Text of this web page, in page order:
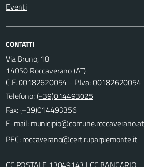
Eventi
CONTATTI
Via Bruno, 18
14050 Roccaverano (AT)
C.F. 00182620054 - P.Iva: 00182620054
Telefono:(+39)014493025
Fax: (+39)014493356
E-mail:
PEC:
CC.POSTALE 13049143 | CC.BANCARIO